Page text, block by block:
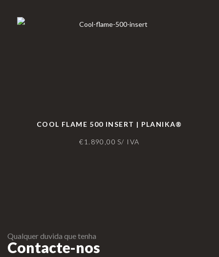
COOL FLAME 500 INSERT | PLANIKA®
€1.890,00 S/ IVA
Qualquer duvida que tenha
Contacte-nos